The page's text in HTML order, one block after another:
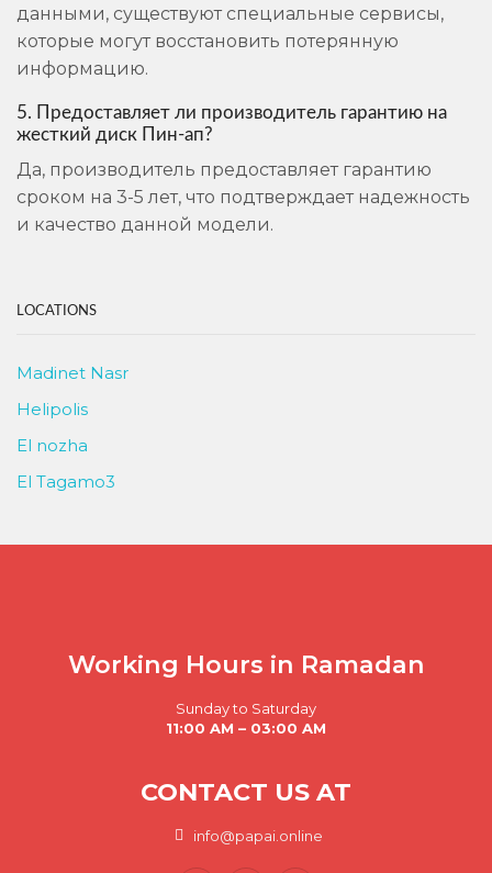
данными, существуют специальные сервисы,
которые могут восстановить потерянную
информацию.
5. Предоставляет ли производитель гарантию на
жесткий диск Пин-ап?
Да, производитель предоставляет гарантию
сроком на 3-5 лет, что подтверждает надежность
и качество данной модели.
LOCATIONS
Madinet Nasr
Helipolis
El nozha
El Tagamo3
Working Hours in Ramadan
Sunday to Saturday
11:00 AM – 03:00 AM
CONTACT US AT
info@papai.online